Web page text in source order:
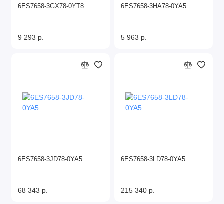
6ES7658-3GX78-0YT8
9 293 р.
6ES7658-3HA78-0YA5
5 963 р.
6ES7658-3JD78-0YA5
68 343 р.
6ES7658-3LD78-0YA5
215 340 р.